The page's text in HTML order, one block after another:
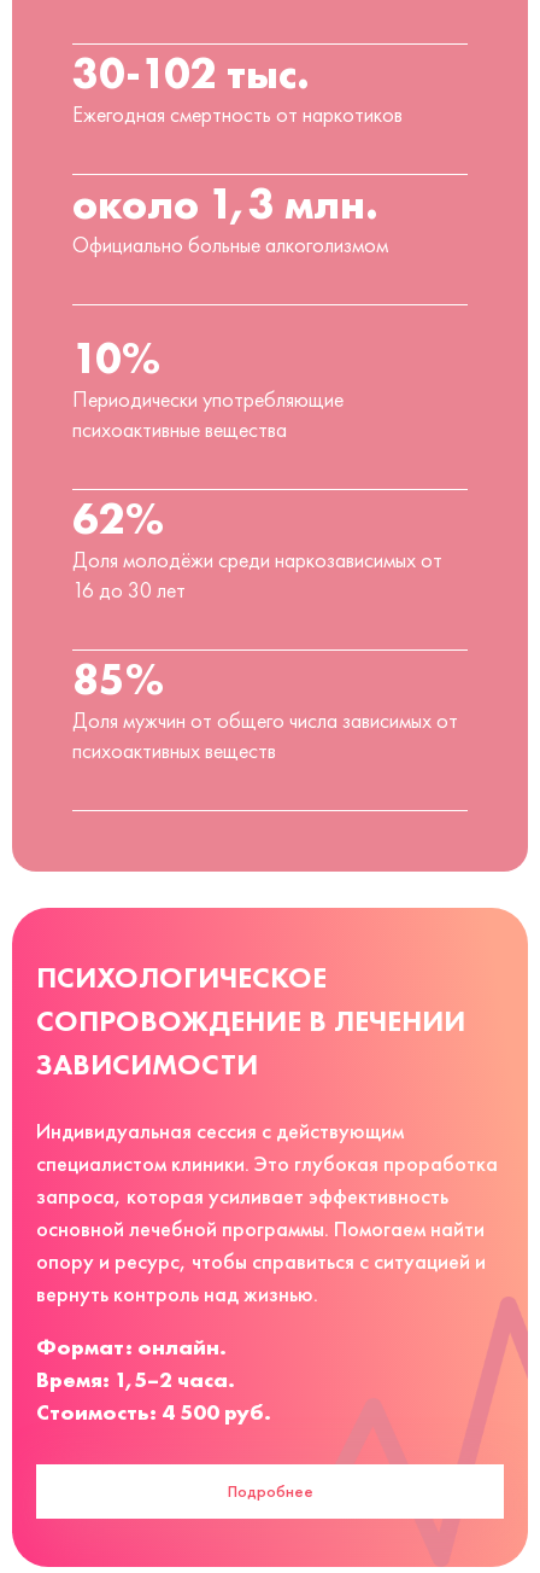
30-102 тыс.
Ежегодная смертность от наркотиков
около 1,3 млн.
Официально больные алкоголизмом
10%
Периодически употребляющие
психоактивные вещества
62%
Доля молодёжи среди наркозависимых от
16 до 30 лет
85%
Доля мужчин от общего числа зависимых от
психоактивных веществ
ПСИХОЛОГИЧЕСКОЕ
СОПРОВОЖДЕНИЕ В ЛЕЧЕНИИ
ЗАВИСИМОСТИ
Индивидуальная сессия с действующим
специалистом клиники. Это глубокая проработка
запроса, которая усиливает эффективность
основной лечебной программы. Помогаем найти
опору и ресурс, чтобы справиться с ситуацией и
вернуть контроль над жизнью.
Формат: онлайн.
Время: 1,5–2 часа.
Стоимость: 4 500 руб.
Подробнее